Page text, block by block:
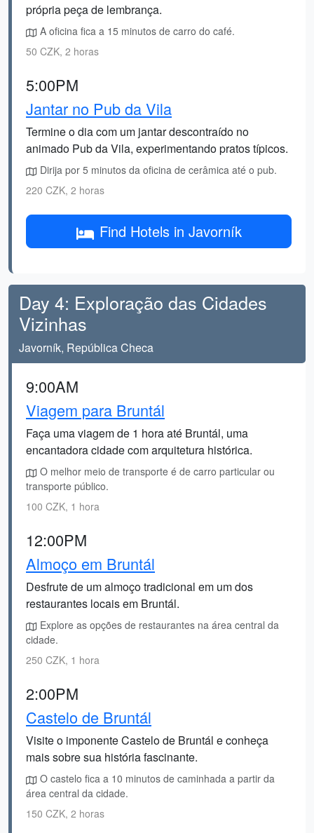
própria peça de lembrança.
A oficina fica a 15 minutos de carro do café.
50 CZK, 2 horas
5:00PM
Jantar no Pub da Vila
Termine o dia com um jantar descontraído no
animado Pub da Vila, experimentando pratos típicos.
Dirija por 5 minutos da oficina de cerâmica até o pub.
220 CZK, 2 horas
Find Hotels in Javorník
Day 4: Exploração das Cidades
Vizinhas
Javorník, República Checa
9:00AM
Viagem para Bruntál
Faça uma viagem de 1 hora até Bruntál, uma
encantadora cidade com arquitetura histórica.
O melhor meio de transporte é de carro particular ou
transporte público.
100 CZK, 1 hora
12:00PM
Almoço em Bruntál
Desfrute de um almoço tradicional em um dos
restaurantes locais em Bruntál.
Explore as opções de restaurantes na área central da
cidade.
250 CZK, 1 hora
2:00PM
Castelo de Bruntál
Visite o imponente Castelo de Bruntál e conheça
mais sobre sua história fascinante.
O castelo fica a 10 minutos de caminhada a partir da
área central da cidade.
150 CZK, 2 horas